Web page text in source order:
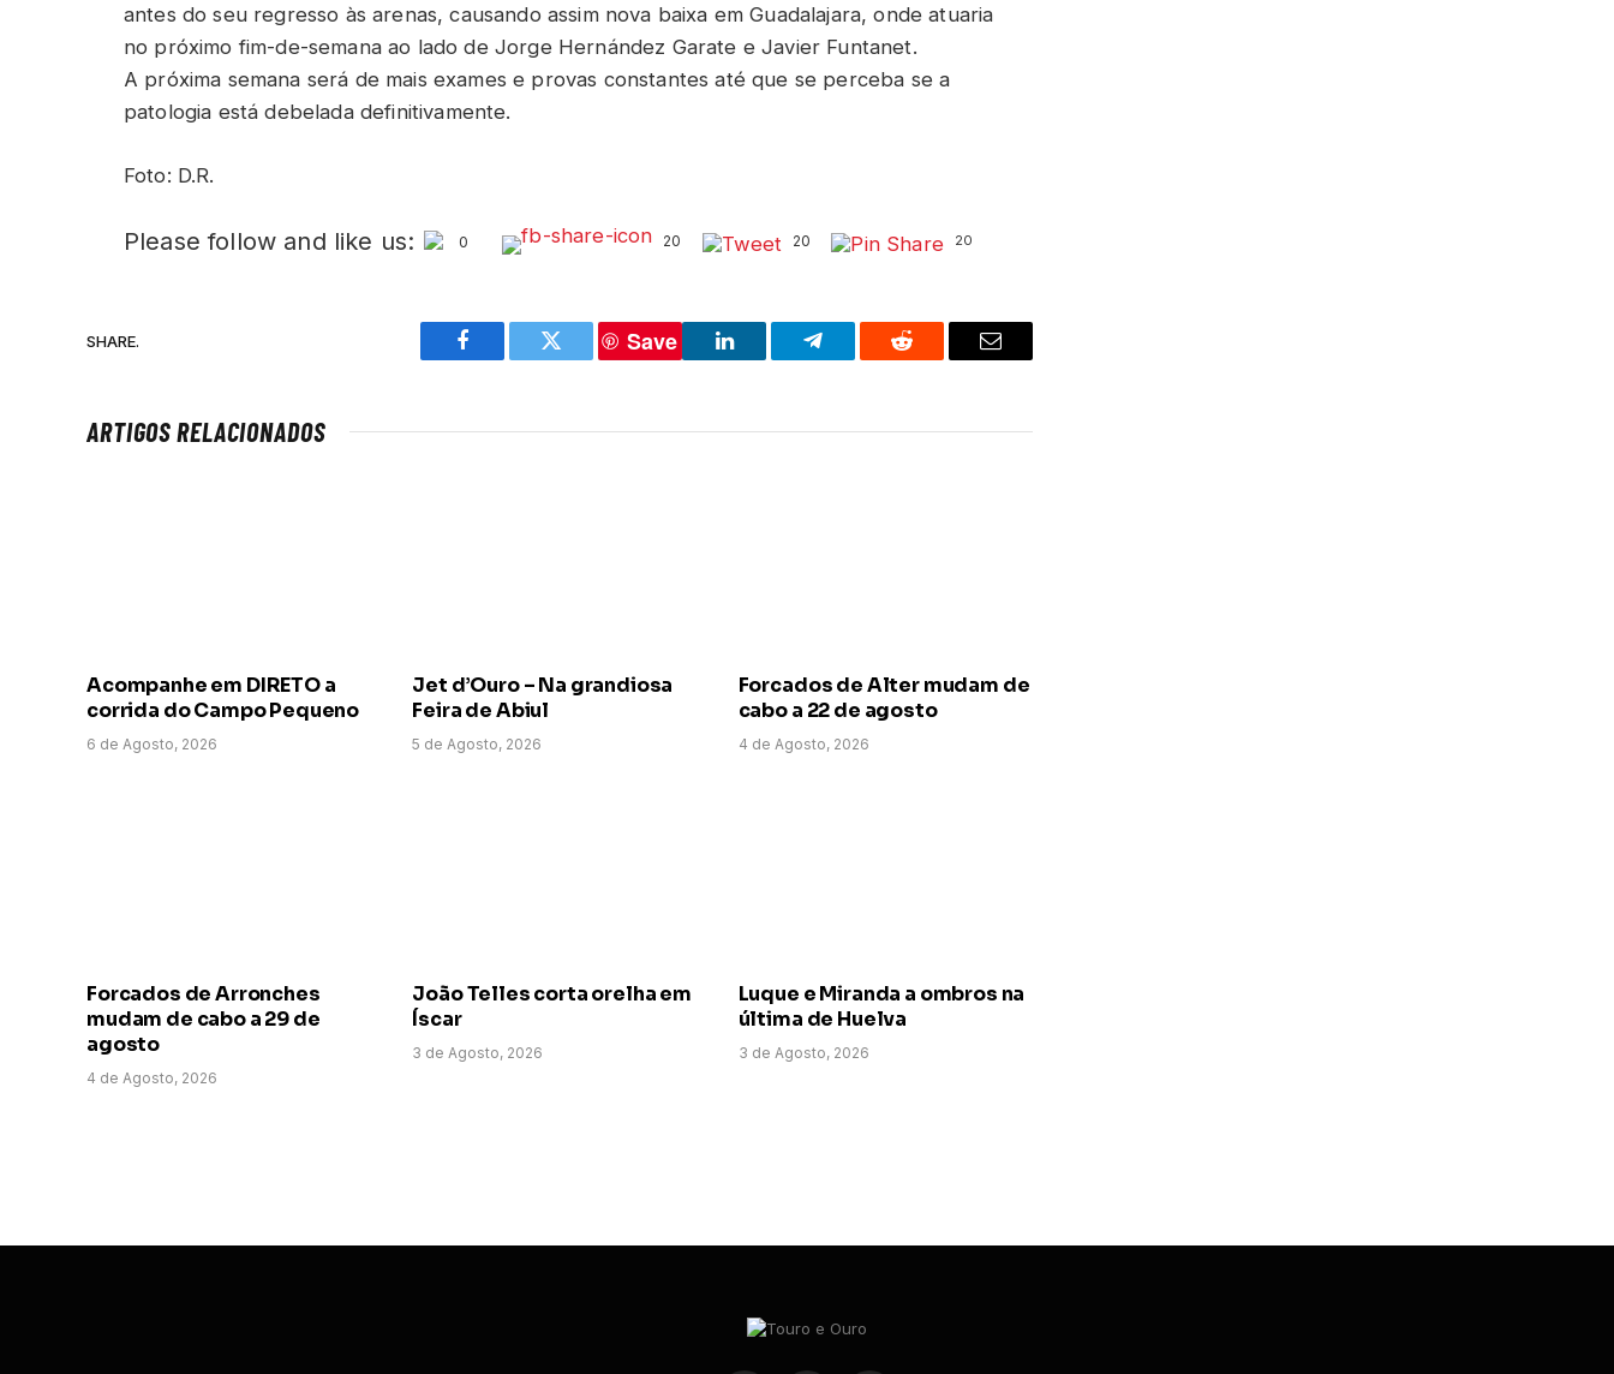
antes do seu regresso às arenas, causando assim nova baixa em Guadalajara, onde atuaria
no próximo fim-de-semana ao lado de Jorge Hernández Garate e Javier Funtanet.
A próxima semana será de mais exames e provas constantes até que se perceba se a
patologia está debelada definitivamente.
Foto: D.R.
Please follow and like us: 0 20 20 20
SHARE.
Facebook Twitter
Save
LinkedIn Telegram Reddit Email
ARTIGOS RELACIONADOS
Acompanhe em DIRETO a
corrida do Campo Pequeno
6 de Agosto, 2026
Jet d’Ouro – Na grandiosa
Feira de Abiul
5 de Agosto, 2026
Forcados de Alter mudam de
cabo a 22 de agosto
4 de Agosto, 2026
Forcados de Arronches
mudam de cabo a 29 de
agosto
4 de Agosto, 2026
João Telles corta orelha em
Íscar
3 de Agosto, 2026
Luque e Miranda a ombros na
última de Huelva
3 de Agosto, 2026